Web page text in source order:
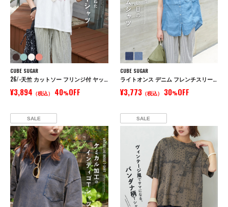
CUBE SUGAR
26/-天竺 カットソー フリンジ付 ヤッコ Tシャツ
¥3,894 （税込） 40%OFF
CUBE SUGAR
ライトオンス デニム フレンチスリーブ シャツ
¥3,773（税込） 30%OFF
SALE SALE